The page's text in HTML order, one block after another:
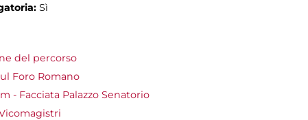
Sì
del percorso
Foro Romano
- Facciata Palazzo Senatorio